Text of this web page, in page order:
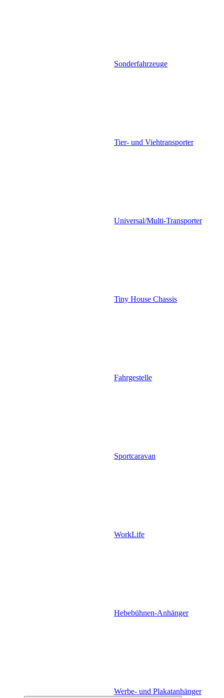
Sonderfahrzeuge
Tier- und Viehtransporter
Universal/Multi-Transporter
Tiny House Chassis
Fahrgestelle
Sportcaravan
WorkLife
Hebebühnen-Anhänger
Werbe- und Plakatanhänger